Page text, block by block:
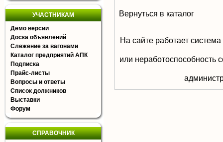
УЧАСТНИКАМ
Демо версии
Доска объявлений
Слежение за вагонами
Каталог предприятий АПК
Подписка
Прайс-листы
Вопросы и ответы
Список должников
Выставки
Форум
СПРАВОЧНИК
Вернуться в каталог
На сайте работает
или неработоспособность